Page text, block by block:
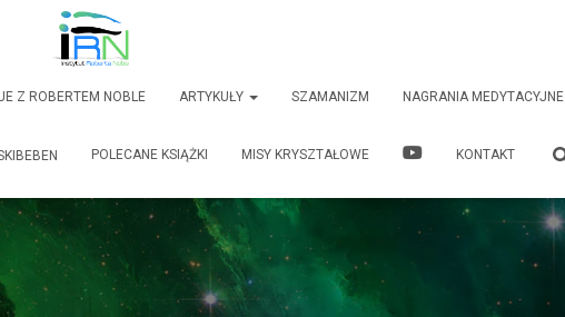
Z ROBERTEM NOBLE ARTYKUŁY SZAMANIZM NAGRANIA MEDYTACYJNE
POLECANE KSIĄŻKI MISY KRYSZTAŁOWE KONTAKT